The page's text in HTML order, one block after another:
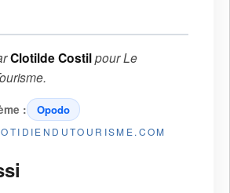
Clotilde CostilpourLe
.
: Opodo